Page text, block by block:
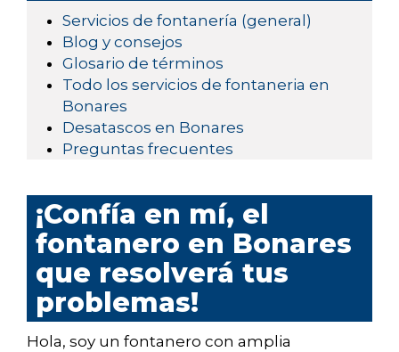
Servicios de fontanería (general)
Blog y consejos
Glosario de términos
Todo los servicios de fontaneria en
Bonares
Desatascos en Bonares
Preguntas frecuentes
¡Confía en mí, el
fontanero en Bonares
que resolverá tus
problemas!
Hola, soy un fontanero con amplia